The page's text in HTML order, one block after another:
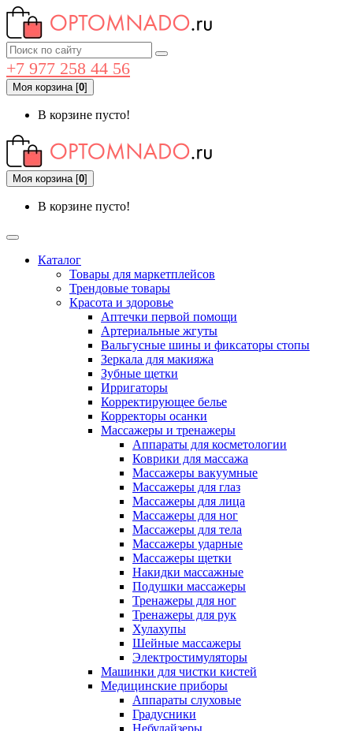
+7 977 258 44 56
Моя корзина[0]
В корзине пусто!
Моя корзина[0]
В корзине пусто!
Каталог
Товары для маркетплейсов
Трендовые товары
Красота и здоровье
Аптечки первой помощи
Артериальные жгуты
Вальгусные шины и фиксаторы стопы
Зеркала для макияжа
Зубные щетки
Ирригаторы
Корректирующее белье
Корректоры осанки
Массажеры и тренажеры
Аппараты для косметологии
Коврики для массажа
Массажеры вакуумные
Массажеры для глаз
Массажеры для лица
Массажеры для ног
Массажеры для тела
Массажеры ударные
Массажеры щетки
Накидки массажные
Подушки массажеры
Тренажеры для ног
Тренажеры для рук
Хулахупы
Шейные массажеры
Электростимуляторы
Машинки для чистки кистей
Медицинские приборы
Аппараты слуховые
Градусники
Небулайзеры